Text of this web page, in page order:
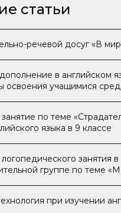
статьи
речевой досуг «В
в английском
освоения учащимися
по теме
языка в 9 классе
занятия в
группе по теме
при изучении